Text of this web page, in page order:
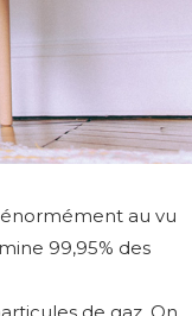
énormément au vu
99,95% des